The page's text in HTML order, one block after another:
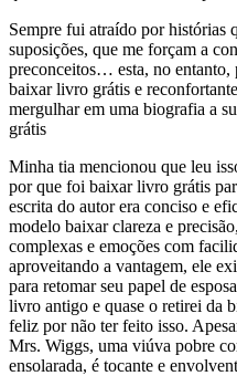
Sempre fui atraído por histórias
suposições, que me forçam a
preconceitos… esta, no entanto,
baixar livro grátis e
mergulhar em uma biografia a
grátis
Minha tia mencionou que leu
por que foi baixar livro grátis
escrita do autor era conciso e
modelo baixar clareza e
complexas e emoções com
aproveitando a vantagem, ele
para retomar seu papel de
livro antigo e quase o retirei da
feliz por não ter feito isso.
Mrs. Wiggs, uma viúva pobre
ensolarada, é tocante e